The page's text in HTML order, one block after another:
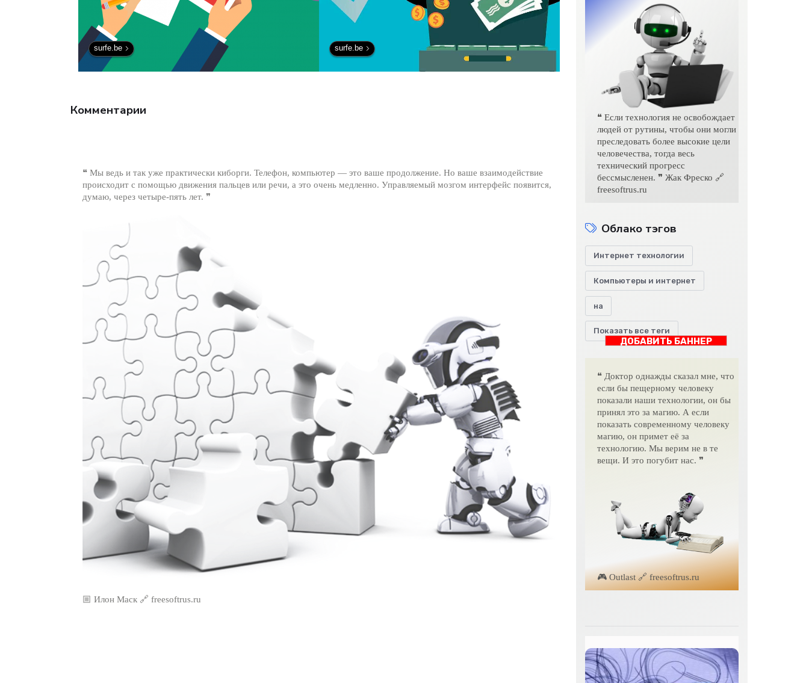
surfe.be surfe.be
Комментарии
❝ Мы ведь и так уже практически киборги. Телефон, компьютер — это ваше продолжение. Но ваше взаимодействие
происходит с помощью движения пальцев или речи, а это очень медленно. Управляемый мозгом интерфейс появится,
думаю, через четыре-пять лет. ❞
🏼 Илон Маск 🔗 freesoftrus.ru
❝ Если технология не освобождает
людей от рутины, чтобы они могли
преследовать более высокие цели
человечества, тогда весь
технический прогресс
бессмысленен. ❞ Жак Фреско 🔗
freesoftrus.ru
Облако тэгов
Интернет технологии
Компьютеры и интернет
на
Показать все теги
ДОБАВИТЬ БАННЕР
❝ Доктор однажды сказал мне, что
если бы пещерному человеку
показали наши технологии, он бы
принял это за магию. А если
показать современному человеку
магию, он примет её за
технологию. Мы верим не в те
вещи. И это погубит нас. ❞
🎮 Outlast 🔗 freesoftrus.ru